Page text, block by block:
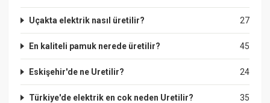
27
Uçakta elektrik nasıl üretilir?
45
En kaliteli pamuk nerede üretilir?
24
Eskişehir'de ne Uretilir?
35
Türkiye'de elektrik en cok neden Uretilir?